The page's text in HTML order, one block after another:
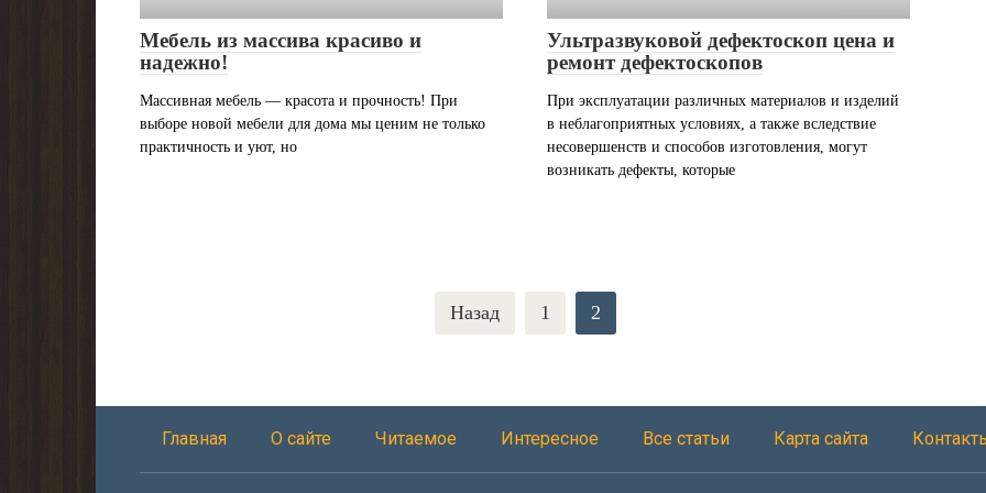
Мебель из массива красиво и
надежно!
Массивная мебель — красота и прочность! При
выборе новой мебели для дома мы ценим не только
практичность и уют, но
Ультразвуковой дефектоскоп цена и
ремонт дефектоскопов
При эксплуатации различных материалов и изделий
в неблагоприятных условиях, а также вследствие
несовершенств и способов изготовления, могут
возникать дефекты, которые
Назад 1 2
Главная О сайте Читаемое Интересное Все статьи Карта сайта